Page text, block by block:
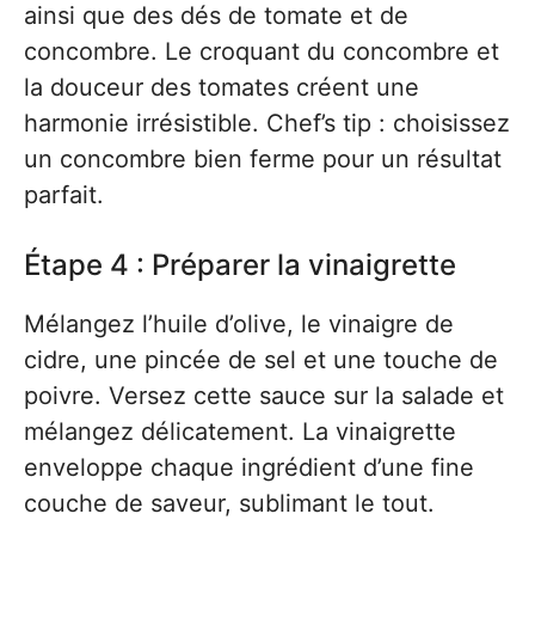
ainsi que des dés de tomate et de
concombre. Le croquant du concombre et
la douceur des tomates créent une
harmonie irrésistible. Chef’s tip : choisissez
un concombre bien ferme pour un résultat
parfait.
Étape 4 : Préparer la vinaigrette
Mélangez l’huile d’olive, le vinaigre de
cidre, une pincée de sel et une touche de
poivre. Versez cette sauce sur la salade et
mélangez délicatement. La vinaigrette
enveloppe chaque ingrédient d’une fine
couche de saveur, sublimant le tout.